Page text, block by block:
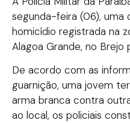
segunda-feira (06),
homicídio registrada na
Alagoa Grande, no Brejo
De acordo com as
guarnição, uma jovem
arma branca contra
ao local, os policiais